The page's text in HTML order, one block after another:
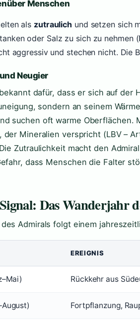
Menschen
als zutraulich und setzen sich
oder Salz zu sich zu nehmen
aggressiv und stechen nicht. Die
Neugier
dafür, dass er sich auf der
sondern an seinem
suchen oft warme Oberflächen.
der Mineralien verspricht (LBV –
Die Zutraulichkeit macht den
dass Menschen die Falter
Das Wanderjahr
des Admirals folgt einem
EREIGNIS
Rückkehr aus
Fortpflanzung,